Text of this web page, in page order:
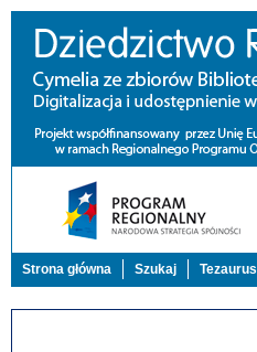
Strona główna Szukaj Tezaurus